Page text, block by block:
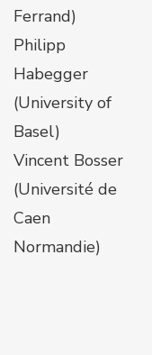
Ferrand)
Philipp
Habegger
(University of
Basel)
Vincent Bosser
(Université de
Caen
Normandie)